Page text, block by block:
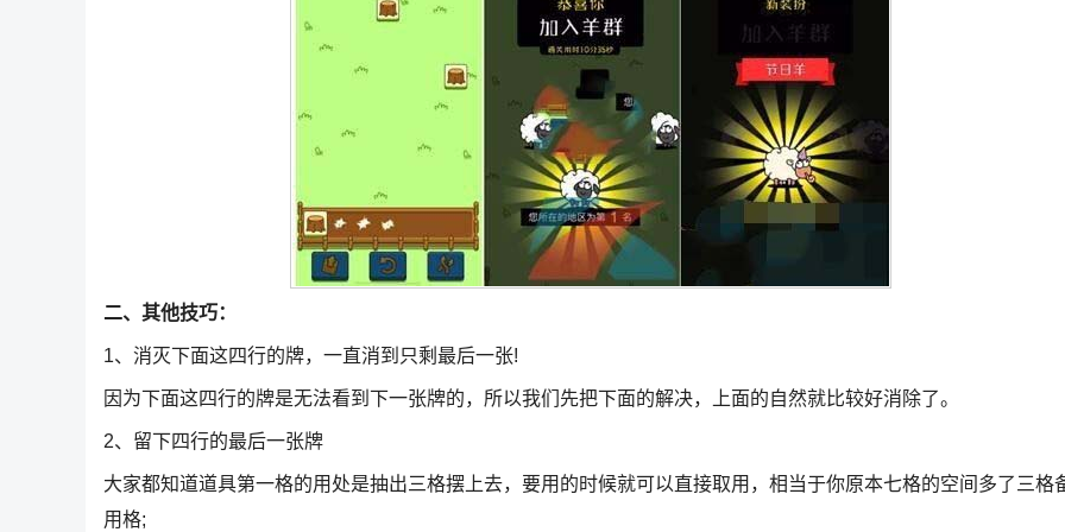
二、其他技巧：
1、消灭下面这四行的牌，一直消到只剩最后一张!
因为下面这四行的牌是无法看到下一张牌的，所以我们先把下面的解决，上面的自然就比较好消除了。
2、留下四行的最后一张牌
大家都知道道具第一格的用处是抽出三格摆上去，要用的时候就可以直接取用，相当于你原本七格的空间多了三格
用格;